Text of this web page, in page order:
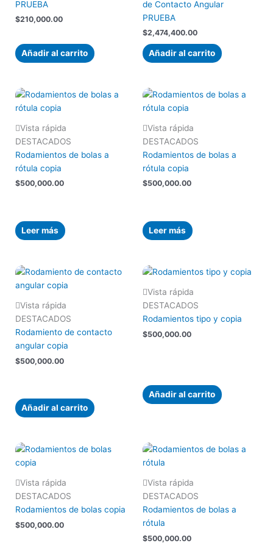
PRUEBA
$210,000.00
Añadir al carrito
de Contacto Angular
PRUEBA
$2,474,400.00
Añadir al carrito
Vista rápida
DESTACADOS
Rodamientos de bolas a
rótula copia
$500,000.00
Leer más
Vista rápida
DESTACADOS
Rodamientos de bolas a
rótula copia
$500,000.00
Leer más
Vista rápida
DESTACADOS
Rodamiento de contacto
angular copia
$500,000.00
Añadir al carrito
Vista rápida
DESTACADOS
Rodamientos tipo y copia
$500,000.00
Añadir al carrito
Vista rápida
DESTACADOS
Rodamientos de bolas copia
$500,000.00
Vista rápida
DESTACADOS
Rodamientos de bolas a
rótula
$500,000.00